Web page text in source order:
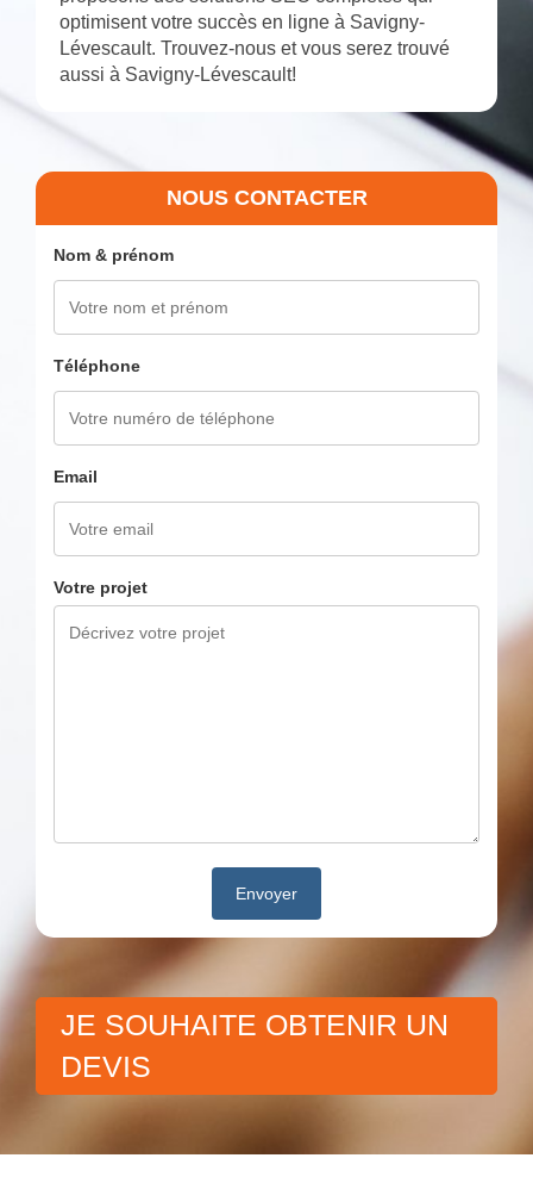
optimisent votre succès en ligne à Savigny-
Lévescault. Trouvez-nous et vous serez trouvé
aussi à Savigny-Lévescault!
NOUS CONTACTER
Nom & prénom
Téléphone
Email
Votre projet
JE SOUHAITE OBTENIR UN
DEVIS